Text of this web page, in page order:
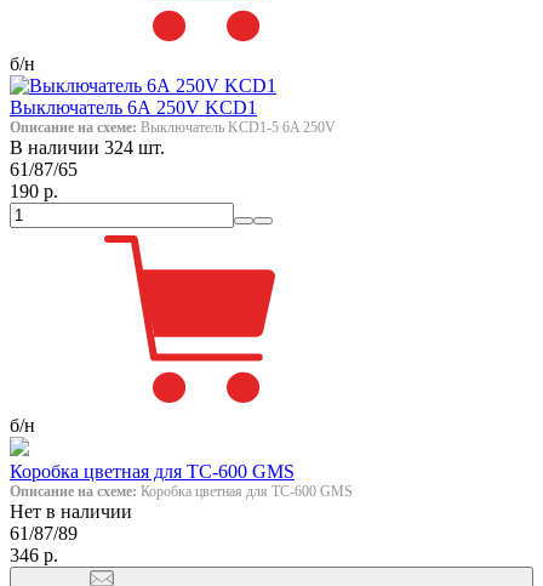
б/н
Выключатель 6А 250V KCD1
Описание на схеме: Выключатель KCD1-5 6A 250V
В наличии 324 шт.
61/87/65
190 р.
б/н
Коробка цветная для ТС-600 GMS
Описание на схеме: Коробка цветная для ТС-600 GMS
Нет в наличии
61/87/89
346 р.